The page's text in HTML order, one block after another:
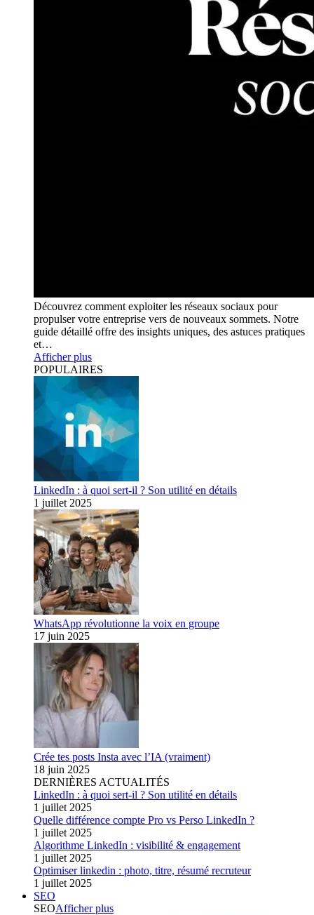
Découvrez comment exploiter les réseaux sociaux pour
propulser votre entreprise vers de nouveaux sommets. Notre
guide détaillé offre des insights uniques, des astuces pratiques
et…
Afficher plus
POPULAIRES
LinkedIn : à quoi sert-il ? Son utilité en détails
1 juillet 2025
WhatsApp révolutionne la voix en groupe
17 juin 2025
Crée tes posts Insta avec l’IA (vraiment)
18 juin 2025
DERNIÈRES ACTUALITÉS
LinkedIn : à quoi sert-il ? Son utilité en détails
1 juillet 2025
Quelle différence compte Pro vs Perso LinkedIn ?
1 juillet 2025
Algorithme LinkedIn : visibilité & engagement
1 juillet 2025
Optimiser linkedin : photo, titre, résumé recruteur
1 juillet 2025
SEO
SEOAfficher plus